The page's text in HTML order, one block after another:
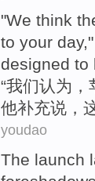
"We think
to your day,"
designed to
“我们认为 ，
他补充说，
youdao
The launch